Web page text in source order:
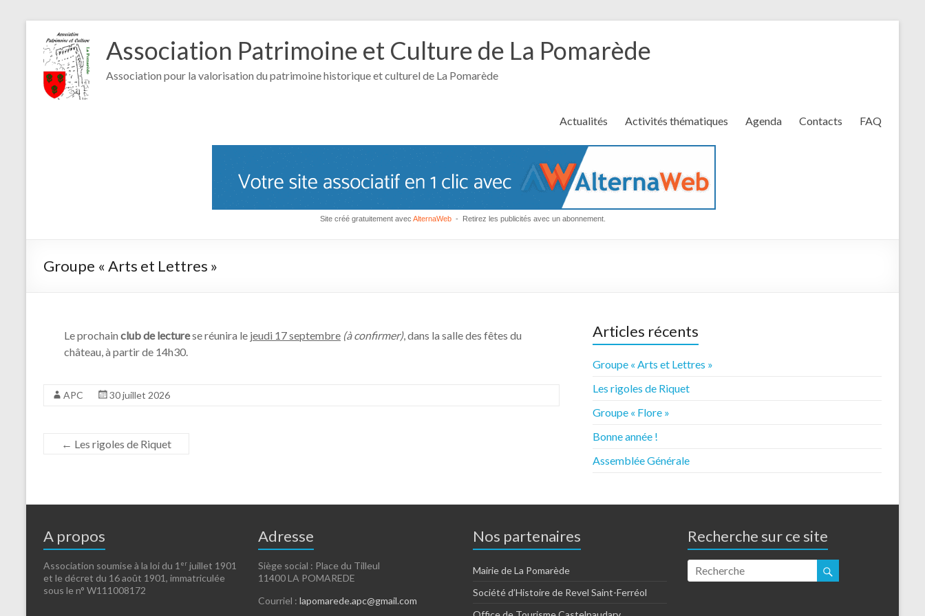
Association Patrimoine et Culture de La Pomarède
Association pour la valorisation du patrimoine historique et culturel de La Pomarède
Actualités Activités thématiques Agenda Contacts FAQ
Site créé gratuitement avec AlternaWeb- Retirez les publicités avec un abonnement.
Groupe « Arts et Lettres »
Le prochain club de lecturese réunira le jeudi 17 septembre (à confirmer), dans la salle des fêtes du
château, à partir de 14h30.
APC 30 juillet 2026
← Les rigoles de Riquet
Articles récents
Groupe « Arts et Lettres »
Les rigoles de Riquet
Groupe « Flore »
Bonne année !
Assemblée Générale
A propos
Association soumise à la loi du 1 er juillet 1901
et le décret du 16 août 1901, immatriculée
sous le n° W111008172
Adresse
Siège social : Place du Tilleul
11400 LA POMAREDE
Courriel : lapomarede.apc@gmail.com
Nos partenaires
Mairie de La Pomarède
Société d’Histoire de Revel Saint-Ferréol
Recherche sur ce site